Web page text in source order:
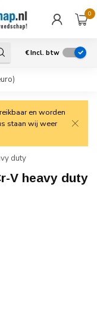
0
€Incl. btw
en worden
staan wij weer
duty
V heavy duty